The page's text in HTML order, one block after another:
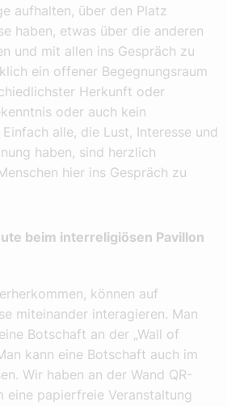
aufhalten, über den Platz
haben, etwas über die anderen
und mit allen ins Gespräch zu
ein offener Begegnungsraum
Herkunft oder
oder auch kein
alle, die Lust, Interesse und
haben, sind herzlich
hier ins Gespräch zu
beim interreligiösen Pavillon
können auf
miteinander interagieren. Man
Botschaft an der „Wall of
kann eine Botschaft auch im
Wir haben an der Wand QR-
eine papierfreie Veranstaltung